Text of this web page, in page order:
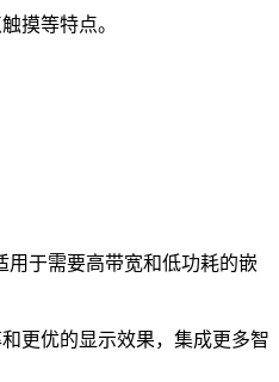
摸等特点。
用于需要高带宽和低功耗的嵌
更优的显示效果，集成更多智